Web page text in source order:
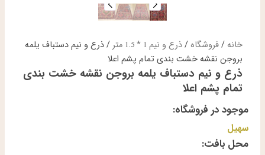
خانه /فروشگاه/ذرع و نیم 1 * 1.5 متر
/ ذرع و نیم دستباف یلمه
بروجن نقشه خشت بندی تمام پشم اعلا
ذرع و نیم دستباف یلمه بروجن نقشه خشت بندی
تمام پشم اعلا
موجود در فروشگاه:
سهیل
محل بافت: